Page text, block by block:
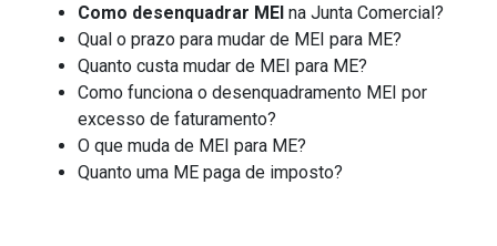
Como desenquadrar MEI na Junta Comercial?
Qual o prazo para mudar de MEI para ME?
Quanto custa mudar de MEI para ME?
Como funciona o desenquadramento MEI por
excesso de faturamento?
O que muda de MEI para ME?
Quanto uma ME paga de imposto?